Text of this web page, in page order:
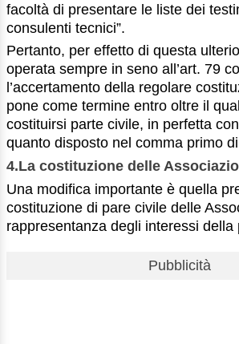
facoltà di presentare le liste dei
consulenti tecnici”.
Pertanto, per effetto di questa
operata sempre in seno all’art. 79
l’accertamento della regolare
pone come termine entro oltre il
costituirsi parte civile, in perfetta
quanto disposto nel comma primo
4.La costituzione delle
Una modifica importante è quella
costituzione di pare civile delle
rappresentanza degli interessi della
Pubblicità